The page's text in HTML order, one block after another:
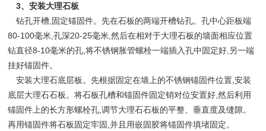
3、安装大理石板
钻孔开槽,固定锚固件。先在石板的两端开槽钻孔。孔中心距板端
80-100毫米,孔深20-25毫米,然后在相对于大理石板的墙面相应位置
钻直径8-10毫米的孔,将不锈钢胀管螺栓一端插入孔中固定好,另一端
挂好锚固件。
安装大理石底层板。先根据固定在墙上的不锈钢锚固件位置,安装
底层大理石石板。将石板孔槽和锚固件固定销对位安置好,然后利用
锚固件上的长方形螺栓孔,调节大理石石板的平整、垂直度及缝隙。
再用锚固件将石板固定牢固,并且用嵌固胶将锚固件填堵固定。